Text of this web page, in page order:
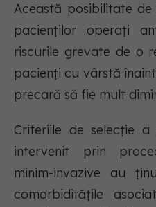
Această posibilitate
pacienților operați
riscurile grevate de o
pacienți cu vârstă
precară să fie mult
Criteriile de selecție
intervenit prin
minim-invazive au
comorbiditățile